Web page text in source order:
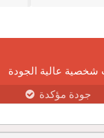
شخصية عالية الجودة
جودة مؤكدة